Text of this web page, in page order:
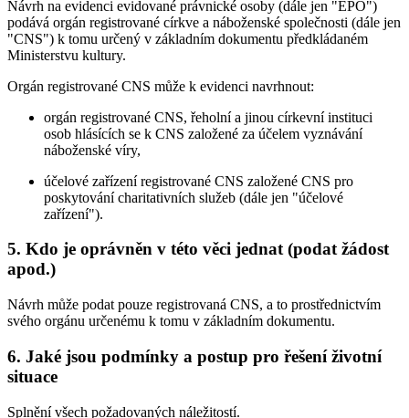
Návrh na evidenci evidované právnické osoby (dále jen "EPO")
podává orgán registrované církve a náboženské společnosti (dále jen
"CNS") k tomu určený v základním dokumentu předkládaném
Ministerstvu kultury.
Orgán registrované CNS může k evidenci navrhnout:
orgán registrované CNS, řeholní a jinou církevní instituci
osob hlásících se k CNS založené za účelem vyznávání
náboženské víry,
účelové zařízení registrované CNS založené CNS pro
poskytování charitativních služeb (dále jen "účelové
zařízení").
5. Kdo je oprávněn v této věci jednat (podat žádost
apod.)
Návrh může podat pouze registrovaná CNS, a to prostřednictvím
svého orgánu určenému k tomu v základním dokumentu.
6. Jaké jsou podmínky a postup pro řešení životní
situace
Splnění všech požadovaných náležitostí.